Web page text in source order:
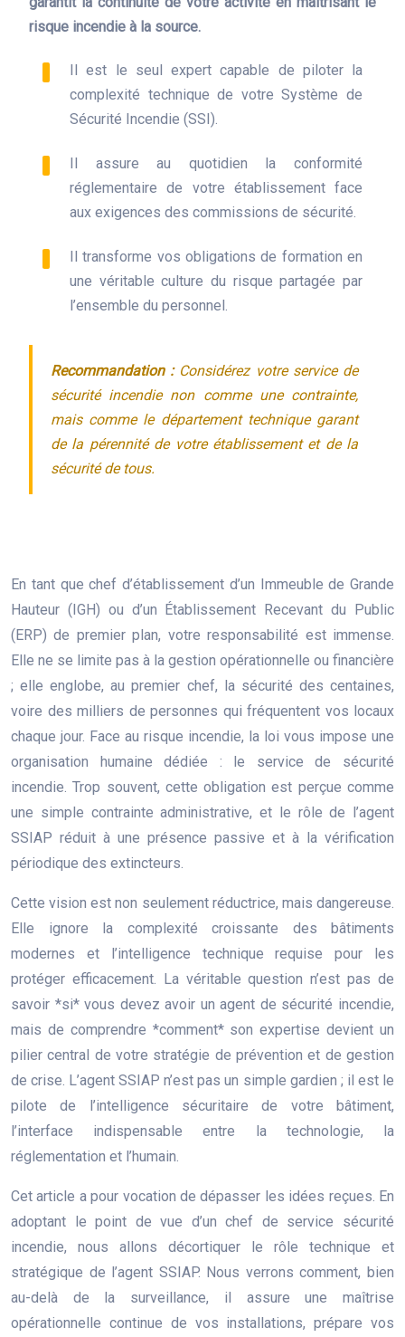
risque incendie à la source.
Il est le seul expert capable de piloter la
complexité technique de votre Système de
Sécurité Incendie (SSI).
Il assure au quotidien la conformité
réglementaire de votre établissement face
aux exigences des commissions de sécurité.
Il transforme vos obligations de formation en
une véritable culture du risque partagée par
l’ensemble du personnel.
Recommandation :Considérez votre service de
sécurité incendie non comme une contrainte,
mais comme le département technique garant
de la pérennité de votre établissement et de la
sécurité de tous.
En tant que chef d’établissement d’un Immeuble de Grande
Hauteur (IGH) ou d’un Établissement Recevant du Public
(ERP) de premier plan, votre responsabilité est immense.
Elle ne se limite pas à la gestion opérationnelle ou financière
; elle englobe, au premier chef, la sécurité des centaines,
voire des milliers de personnes qui fréquentent vos locaux
chaque jour. Face au risque incendie, la loi vous impose une
organisation humaine dédiée : le service de sécurité
incendie. Trop souvent, cette obligation est perçue comme
une simple contrainte administrative, et le rôle de l’agent
SSIAP réduit à une présence passive et à la vérification
périodique des extincteurs.
Cette vision est non seulement réductrice, mais dangereuse.
Elle ignore la complexité croissante des bâtiments
modernes et l’intelligence technique requise pour les
protéger efficacement. La véritable question n’est pas de
savoir *si* vous devez avoir un agent de sécurité incendie,
mais de comprendre *comment* son expertise devient un
pilier central de votre stratégie de prévention et de gestion
de crise. L’agent SSIAP n’est pas un simple gardien ; il est le
pilote de l’intelligence sécuritaire de votre bâtiment,
l’interface indispensable entre la technologie, la
réglementation et l’humain.
Cet article a pour vocation de dépasser les idées reçues. En
adoptant le point de vue d’un chef de service sécurité
incendie, nous allons décortiquer le rôle technique et
stratégique de l’agent SSIAP. Nous verrons comment, bien
au-delà de la surveillance, il assure une maîtrise
opérationnelle continue de vos installations, prépare vos